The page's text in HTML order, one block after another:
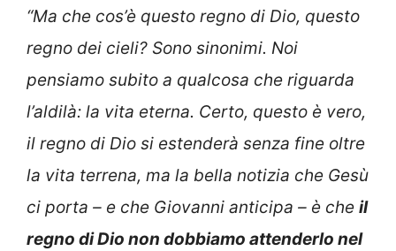
“Ma che cos’è questo regno di Dio, questo
regno dei cieli? Sono sinonimi. Noi
pensiamo subito a qualcosa che riguarda
l’aldilà: la vita eterna. Certo, questo è vero,
il regno di Dio si estenderà senza fine oltre
la vita terrena, ma la bella notizia che Gesù
ci porta – e che Giovanni anticipa – è che il
regno di Dio non dobbiamo attenderlo nel